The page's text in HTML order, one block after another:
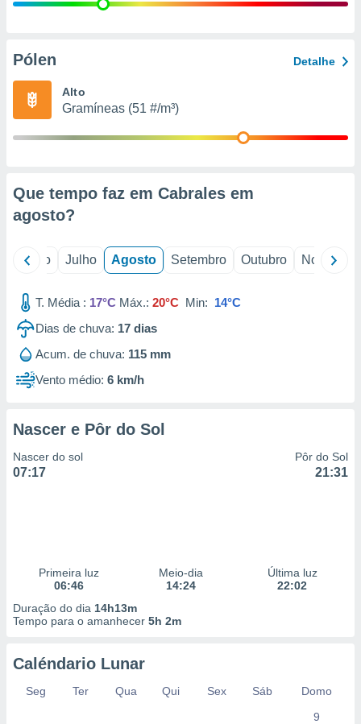
e
de
Pólen Detalhe
Alto
Gramíneas (51 #/m³)
Que tempo faz em Cabrales em
agosto?
Junho Julho Agosto Setembro Outubro Novembro
T. Média : 17°C Máx.: 20°C Min: 14°C
Dias de chuva: 17 dias
Acum. de chuva: 115 mm
Vento médio: 6 km/h
Nascer e Pôr do Sol
Nascer do sol
07:17
Pôr do Sol
21:31
Primeira luz
06:46
Meio-dia
14:24
Última luz
22:02
Duração do dia 14h13m
Tempo para o amanhecer 5h 2m
Caléndario Lunar
Seg Ter Qua Qui Sex Sáb
Domo
9